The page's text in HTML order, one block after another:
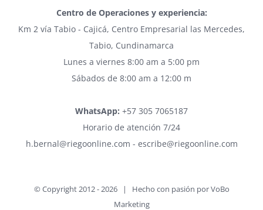
Centro de Operaciones y experiencia:
Km 2 vía Tabio - Cajicá, Centro Empresarial las Mercedes,
Tabio, Cundinamarca
Lunes a viernes 8:00 am a 5:00 pm
Sábados de 8:00 am a 12:00 m
WhatsApp: +57 305 7065187
Horario de atención 7/24
h.bernal@riegoonline.com - escribe@riegoonline.com
© Copyright 2012 -2026 | Hecho con pasión porVoBo
Marketing